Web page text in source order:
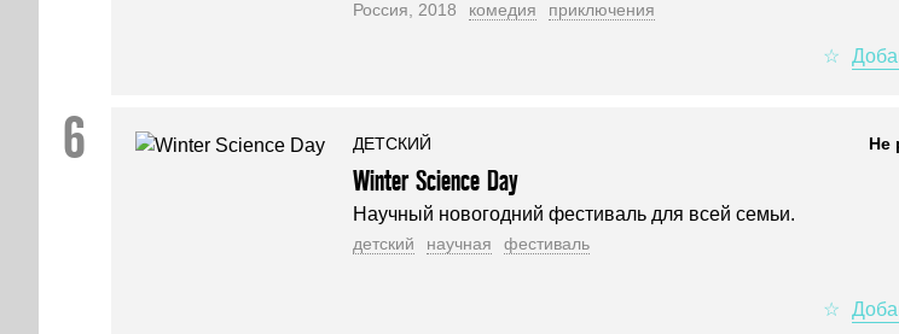
Россия, 2018 комедия приключения
ДЕТСКИЙ
Winter Science Day
Научный новогодний фестиваль для всей семьи.
детский научная фестиваль
Не